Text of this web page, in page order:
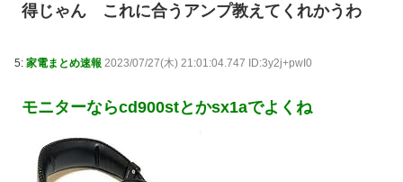
得じゃん これに合うアンプ教えてくれかうわ
5: 家電まとめ速報 2023/07/27(木) 21:01:04.747 ID:3y2j+pwI0
モニターならcd900stとかsx1aでよくね